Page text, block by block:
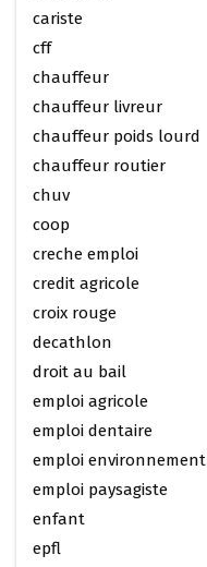
cariste
cff
chauffeur
chauffeur livreur
chauffeur poids lourd
chauffeur routier
chuv
coop
creche emploi
credit agricole
croix rouge
decathlon
droit au bail
emploi agricole
emploi dentaire
emploi environnement
emploi paysagiste
enfant
epfl